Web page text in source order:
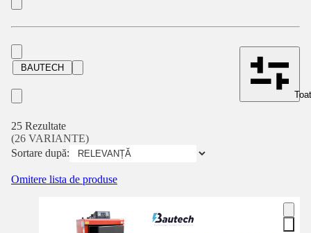
BAUTECH
25 Rezultate
(26 VARIANTE)
Sortare după:
Omitere lista de produse